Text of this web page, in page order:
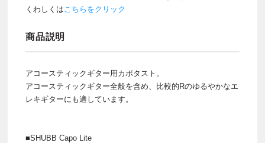
くわしくはこちらをクリック
商品説明
アコースティックギター用カポタスト。
アコースティックギター全般を含め、比較的Rのゆるやかなエ
レキギターにも適しています。
■SHUBB Capo Lite